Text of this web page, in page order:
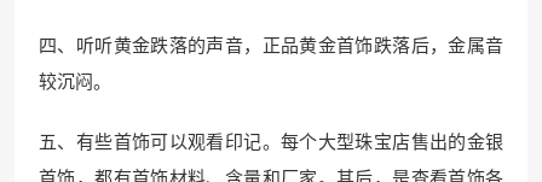
四、听听黄金跌落的声音，正品黄金首饰跌落后，金属音
较沉闷。
五、有些首饰可以观看印记。每个大型珠宝店售出的金银